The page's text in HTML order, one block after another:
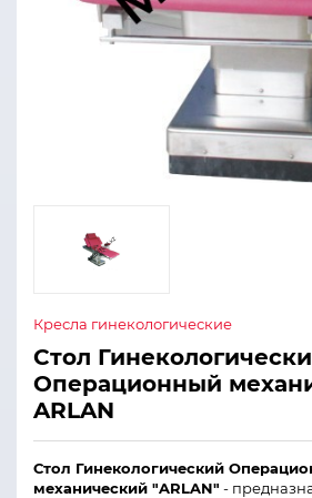
Кресла гинекологические
Стол
Операционный
ARLAN
Стол Гинекологический
механический "ARLAN" -